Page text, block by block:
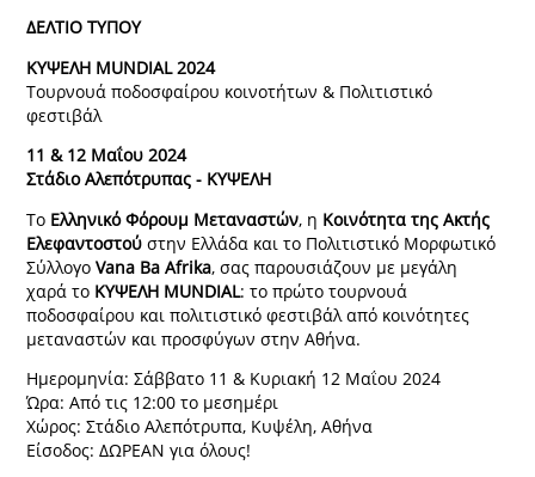
ΔΕΛΤΙΟ ΤΥΠΟΥ
ΚΥΨΕΛΗ MUNDIAL 2024
Τουρνουά ποδοσφαίρου κοινοτήτων & Πολιτιστικό
φεστιβάλ
11 & 12 Μαΐου 2024
Στάδιο Αλεπότρυπας - ΚΥΨΕΛΗ
Το Ελληνικό Φόρουμ Μεταναστών, η Κοινότητα της Ακτής
Ελεφαντοστούστην Ελλάδα και το Πολιτιστικό Μορφωτικό
Σύλλογο Vana Ba Afrika, σας παρουσιάζουν με μεγάλη
χαρά το ΚΥΨΕΛΗ MUNDIAL: το πρώτο τουρνουά
ποδοσφαίρου και πολιτιστικό φεστιβάλ από κοινότητες
μεταναστών και προσφύγων στην Αθήνα.
Ημερομηνία: Σάββατο 11 & Κυριακή 12 Μαΐου 2024
Ώρα: Από τις 12:00 το μεσημέρι
Χώρος: Στάδιο Αλεπότρυπα, Κυψέλη, Αθήνα
Είσοδος: ΔΩΡΕΑΝ για όλους!